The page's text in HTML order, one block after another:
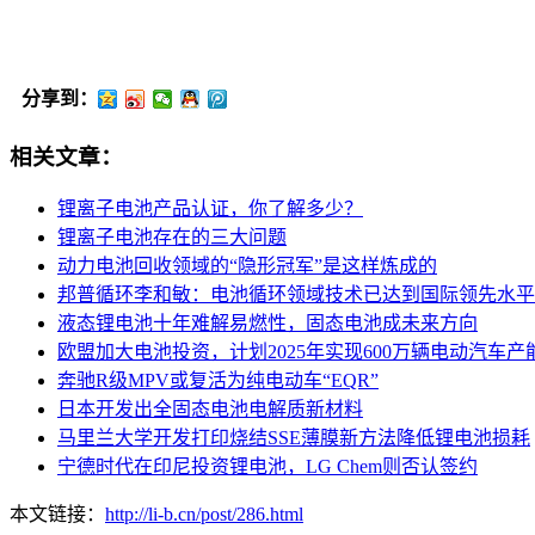
分享到：
相关文章：
锂离子电池产品认证，你了解多少？
锂离子电池存在的三大问题
动力电池回收领域的“隐形冠军”是这样炼成的
邦普循环李和敏：电池循环领域技术已达到国际领先水平
液态锂电池十年难解易燃性，固态电池成未来方向
欧盟加大电池投资，计划2025年实现600万辆电动汽车产
奔驰R级MPV或复活为纯电动车“EQR”
日本开发出全固态电池电解质新材料
马里兰大学开发打印烧结SSE薄膜新方法降低锂电池损耗
宁德时代在印尼投资锂电池，LG Chem则否认签约
本文链接： http://li-b.cn/post/286.html